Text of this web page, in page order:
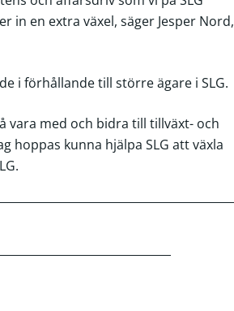
in en extra växel, säger Jesper Nord,
i förhållande till större ägare i SLG.
vara med och bidra till tillväxt- och
hoppas kunna hjälpa SLG att växla